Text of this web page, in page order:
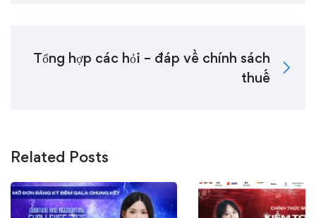
Tổng hợp các hỏi – đáp về chính sách
thuế
Related Posts